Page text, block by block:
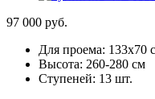
97 000 руб.
Для проема: 133х70
Высота: 260-280 см
Ступеней: 13 шт.